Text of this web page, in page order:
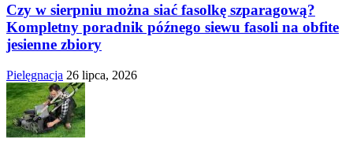
Czy w sierpniu można siać fasolkę szparagową?
Kompletny poradnik późnego siewu fasoli na obfite
jesienne zbiory
Pielęgnacja 26 lipca, 2026